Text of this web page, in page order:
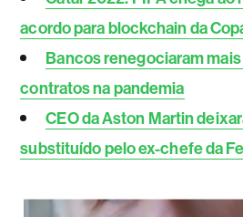
acordo para blockchain da
Bancos renegociaram
contratos na pandemia
CEO da Aston Martin
substituído pelo ex-chefe da